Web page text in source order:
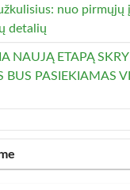
nuo pirmųjų
detalių
NAUJĄ ETAPĄ
BUS PASIEKIAMAS